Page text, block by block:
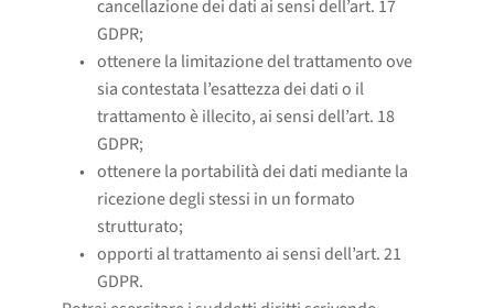
cancellazione dei dati ai sensi dell’art. 17
GDPR;
ottenere la limitazione del trattamento ove
sia contestata l’esattezza dei dati o il
trattamento è illecito, ai sensi dell’art. 18
GDPR;
ottenere la portabilità dei dati mediante la
ricezione degli stessi in un formato
strutturato;
opporti al trattamento ai sensi dell’art. 21
GDPR.